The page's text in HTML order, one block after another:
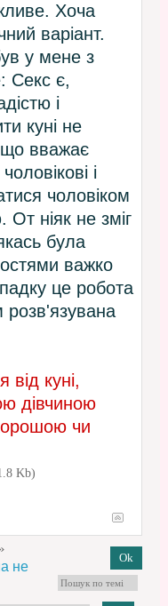
Хоча
варіант.
у мене з
Секс є,
і
куні не
що вважає
і
чоловіком
От ніяк не зміг
була
важко
це робота
розв'язувана
куні,
дівчиною
чи
Kb)
не